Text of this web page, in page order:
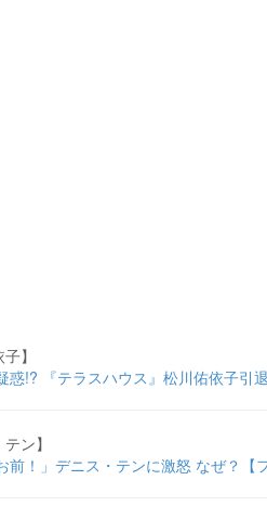
】
惑!? 『テラスハウス』松川佑依子
ン】
前！」デニス・テンに激怒 なぜ？【